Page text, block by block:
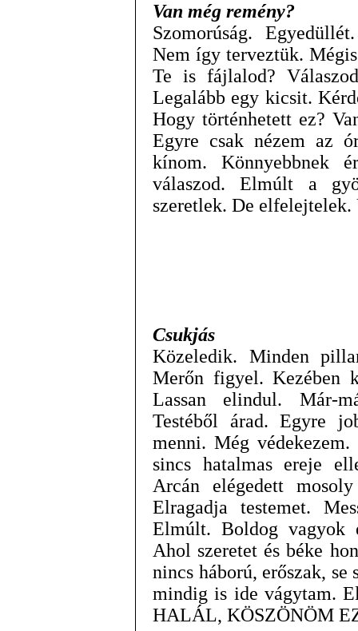
Van még remény?
Szomorúság.
Nem így terveztük.
Te is fájlalod?
Legalább egy kicsit.
Hogy történhetett ez?
Egyre csak nézem az
kínom. Könnyebbnek
válaszod. Elmúlt a
szeretlek. De
Csukjás
Közeledik. Minden
Merőn figyel. Kezében
Lassan elindul. Már-
Testéből árad. Egyre
menni. Még
sincs hatalmas ereje
Arcán elégedett
Elragadja testemet.
Elmúlt. Boldog vagyok
Ahol szeretet és béke
nincs háború, erőszak, se
mindig is ide vágytam.
HALÁL, KÖSZÖNÖM